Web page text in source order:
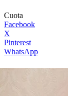
Cuota
Facebook
X
Pinterest
WhatsApp